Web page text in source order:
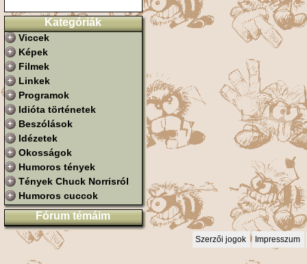
Kategóriák
Viccek
Képek
Filmek
Linkek
Programok
Idióta történetek
Beszólások
Idézetek
Okosságok
Humoros tények
Tények Chuck Norrisról
Humoros cuccok
Fórum témáim
Szerzői jogok Impresszum